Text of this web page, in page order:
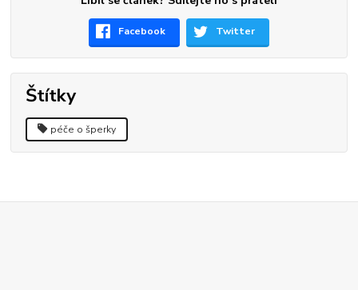
Facebook Twitter
Štítky
péče o šperky